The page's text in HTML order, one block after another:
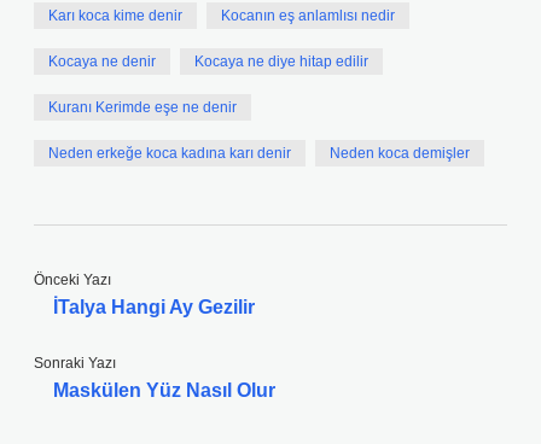
Karı koca kime denir Kocanın eş anlamlısı nedir
Kocaya ne denir Kocaya ne diye hitap edilir
Kuranı Kerimde eşe ne denir
Neden erkeğe koca kadına karı denir Neden koca demişler
Önceki Yazı
İTalya Hangi Ay Gezilir
Sonraki Yazı
Maskülen Yüz Nasıl Olur